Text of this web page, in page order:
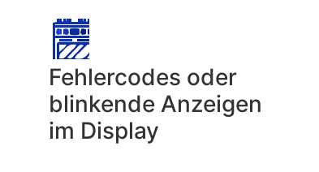
Fehlercodes oder
blinkende Anzeigen
im Display